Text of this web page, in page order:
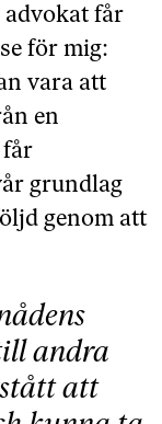
advokat får
för mig:
vara att
en
får
grundlag
genom att
andra
att